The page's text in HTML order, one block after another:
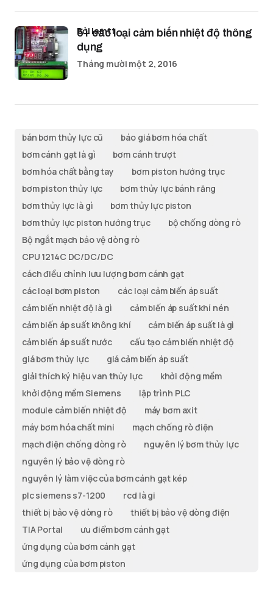
5+ các loại cảm biến nhiệt độ thông
dụng
bởi lamtt
Tháng mười một 2, 2016
bán bơm thủy lực cũ
báo giá bơm hóa chất
bơm cánh gạt là gì
bơm cánh trượt
bơm hóa chất bằng tay
bơm piston hướng trục
bơm piston thủy lực
bơm thủy lực bánh răng
bơm thủy lực là gì
bơm thủy lực piston
bơm thủy lực piston hướng trục
bộ chống dòng rò
Bộ ngắt mạch bảo vệ dòng rò
CPU 1214C DC/DC/DC
cách điều chỉnh lưu lượng bơm cánh gạt
các loại bơm piston
các loại cảm biến áp suất
cảm biến nhiệt độ là gì
cảm biến áp suất khí nén
cảm biến áp suất không khí
cảm biến áp suất là gì
cảm biến áp suất nước
cấu tạo cảm biến nhiệt độ
giá bơm thủy lực
giá cảm biến áp suất
giải thích ký hiệu van thủy lực
khởi động mềm
khởi động mềm Siemens
lập trình PLC
module cảm biến nhiệt độ
máy bơm axit
máy bơm hóa chất mini
mạch chống rò điện
mạch điện chống dòng rò
nguyên lý bơm thủy lực
nguyên lý bảo vệ dòng rò
nguyên lý làm việc của bơm cánh gạt kép
plc siemens s7-1200
rcd là gi
thiết bị bảo vệ dòng rò
thiết bị bảo vệ dòng điện
TIA Portal
ưu điểm bơm cánh gạt
ứng dụng của bơm cánh gạt
ứng dụng của bơm piston